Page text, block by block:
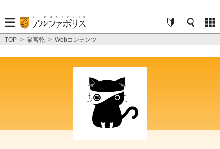
TOP > 猫宮乾 > Webコンテンツ